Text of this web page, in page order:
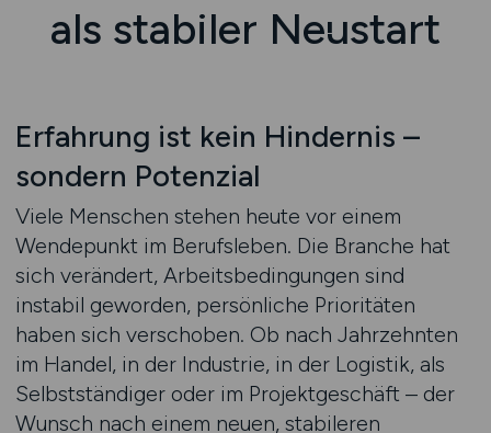
als stabiler Neustart
Erfahrung ist kein Hindernis –
sondern Potenzial
Viele Menschen stehen heute vor einem
Wendepunkt im Berufsleben. Die Branche hat
sich verändert, Arbeits­bedingungen sind
instabil geworden, persönliche Prioritäten
haben sich verschoben. Ob nach Jahrzehnten
im Handel, in der Industrie, in der Logistik, als
Selbst­ständiger oder im Projektgeschäft – der
Wunsch nach einem neuen, stabileren